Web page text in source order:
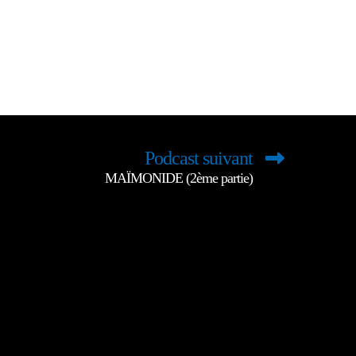
Podcast suivant
MAÏMONIDE (2ème partie)